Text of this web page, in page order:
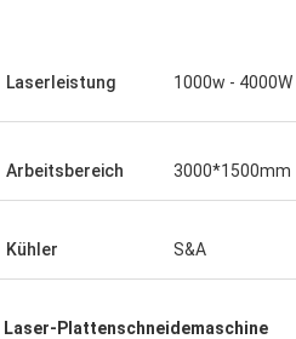
Laserleistung 1000w - 4000W
Arbeitsbereich 3000*1500mm
Kühler S&A
Laser-Plattenschneidemaschine